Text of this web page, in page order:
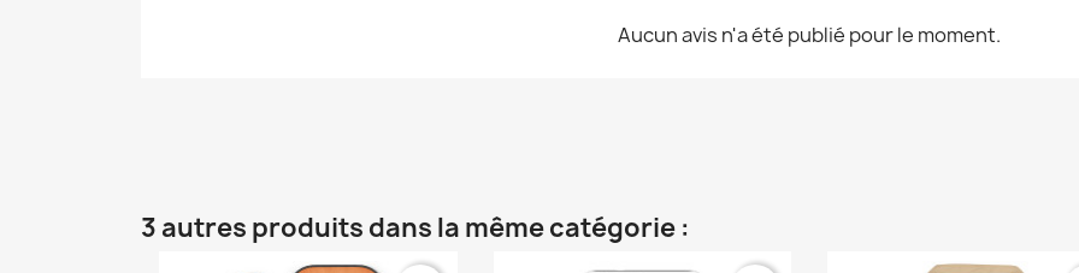
Aucun avis n'a été publié pour le moment.
3 autres produits dans la même catégorie :